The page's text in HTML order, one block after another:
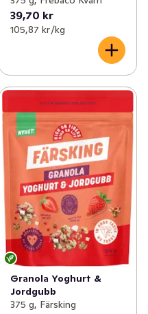
39,70 kr
105,87 kr /kg
Granola Yoghurt &
Jordgubb
375 g, Färsking